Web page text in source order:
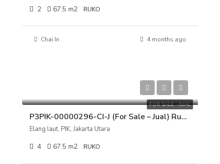
2 67.5 m2 RUKO
Chai In 4 months ago
FOR SALE - JUAL
P3PIK-00000296-CI-J (For Sale – Jual) Ruko Toho Elang Laut, PIK, Jakarta Utara
Elang laut, PIK, Jakarta Utara
4 67.5 m2 RUKO